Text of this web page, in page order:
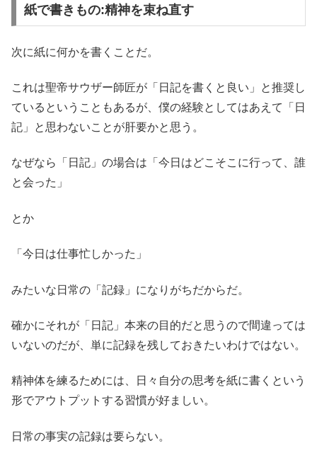
紙で書きもの:精神を束ね直す
次に紙に何かを書くことだ。
これは聖帝サウザー師匠が「日記を書くと良い」と推奨し
ているということもあるが、僕の経験としてはあえて「日
記」と思わないことが肝要かと思う。
なぜなら「日記」の場合は「今日はどこそこに行って、誰
と会った」
とか
「今日は仕事忙しかった」
みたいな日常の「記録」になりがちだからだ。
確かにそれが「日記」本来の目的だと思うので間違っては
いないのだが、単に記録を残しておきたいわけではない。
精神体を練るためには、日々自分の思考を紙に書くという
形でアウトプットする習慣が好ましい。
日常の事実の記録は要らない。